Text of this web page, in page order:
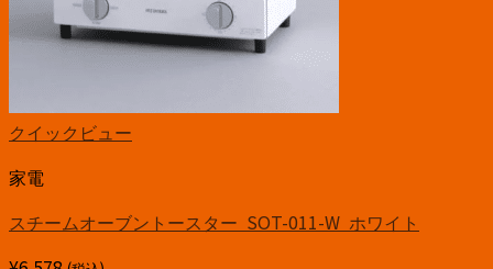
クイックビュー
家電
スチームオーブントースター SOT-011-W ホワイト